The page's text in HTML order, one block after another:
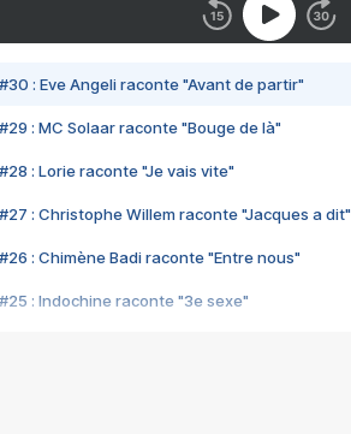
#30 : Eve Angeli raconte "Avant de partir"
#29 : MC Solaar raconte "Bouge de là"
#28 : Lorie raconte "Je vais vite"
#27 : Christophe Willem raconte "Jacques a dit"
#26 : Chimène Badi raconte "Entre nous"
#25 : Indochine raconte "3e sexe"